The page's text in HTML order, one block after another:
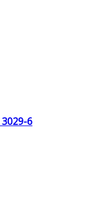
6